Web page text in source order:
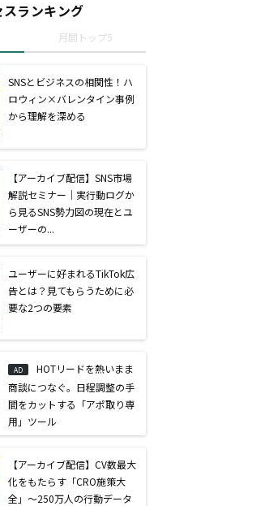
スランキング
月間トップ5
SNSとビジネスの相関性！ハ
ロウィン×バレンタイン事例
から理解を深める
【アーカイブ配信】SNS市場
解説セミナー｜実行動ログか
ら見るSNS勢力図の現在とユ
ーザーの...
ユーザーに好まれるTikTok広
告とは？見てもらうために必
要な2つの要素
AD
HOTリードを熱いまま
商談につなぐ。日程調整の手
間をカットする「アポ取り専
用」ツール
【アーカイブ配信】CV数最大
化をもたらす「CRO施策大
全」〜250万人の行動データ